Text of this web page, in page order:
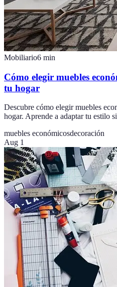
Mobiliario6 min
Cómo elegir muebles
tu hogar
Descubre cómo elegir muebles
hogar. Aprende a adaptar tu estilo
muebles económicosdecoración
Aug 1